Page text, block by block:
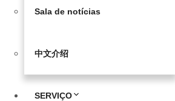
Sala de notícias
中文介绍
SERVIÇO